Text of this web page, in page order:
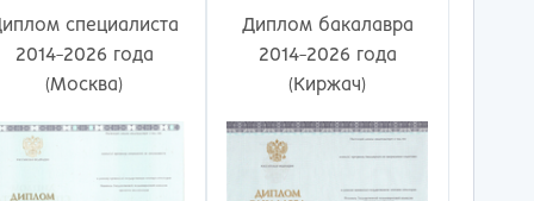
Новгород
Тагил
Тверь
Тула
Тюмень
Улан-Удэ
специалиста
2014-2026 года
(Москва)
Диплом бакалавра
2014-2026 года
(Киржач)